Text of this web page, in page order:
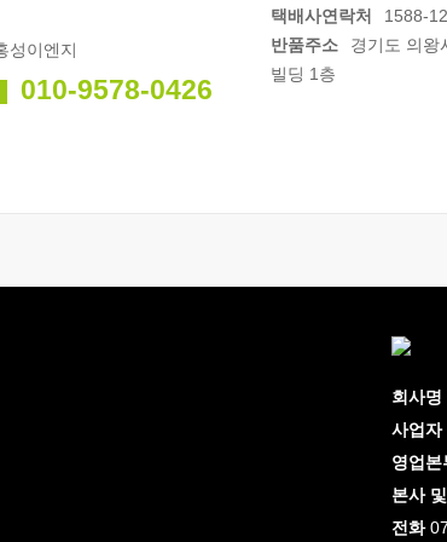
성이엔지
010-9578-0426
택배사연락처
1588-
반품주소
경기도 의왕
빌딩 1층
회사명
사업자
영업본
본사
전화